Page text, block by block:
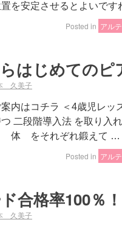
を安定させるとよいで
Posted in アル
はじめてのピ
久美子
内はコチラ ＜4歳児レッ
二段階導入法 を取り入
をそれぞれ鍛えて …
Posted in アル
合格率100％！
久美子